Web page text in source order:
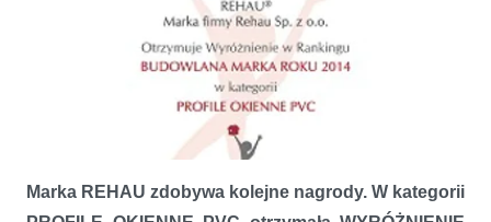
Marka REHAU zdobywa kolejne nagrody. W kategorii